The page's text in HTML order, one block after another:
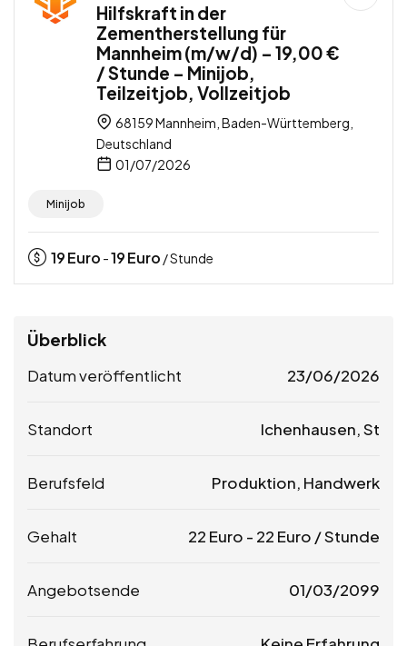
Hilfskraft in der
Zementherstellung für
Mannheim (m/w/d) – 19,00 €
/ Stunde – Minijob,
Teilzeitjob, Vollzeitjob
68159 Mannheim, Baden-Württemberg,
Deutschland
01/07/2026
Minijob
19Euro -19Euro / Stunde
Überblick
Datum veröffentlicht 23/06/2026
Standort Ichenhausen, St
Berufsfeld Produktion, Handwerk
Gehalt 22 Euro - 22 Euro / Stunde
Angebotsende 01/03/2099